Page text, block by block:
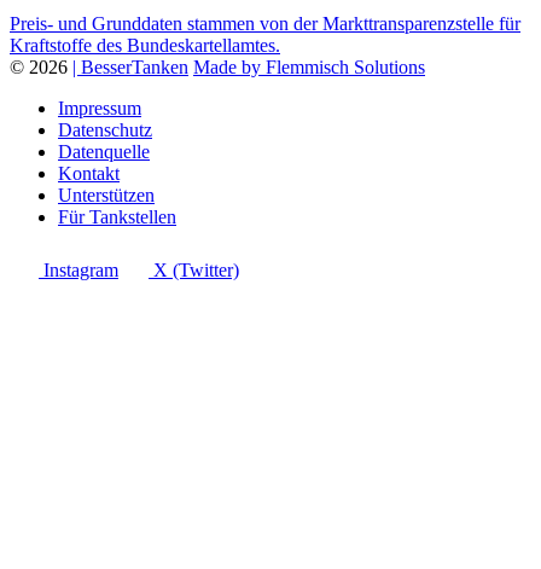
Preis- und Grunddaten stammen von der Markttransparenzstelle für
Kraftstoffe des Bundeskartellamtes.
© 2026 | BesserTanken Made by Flemmisch Solutions
Impressum
Datenschutz
Datenquelle
Kontakt
Unterstützen
Für Tankstellen
Instagram X (Twitter)